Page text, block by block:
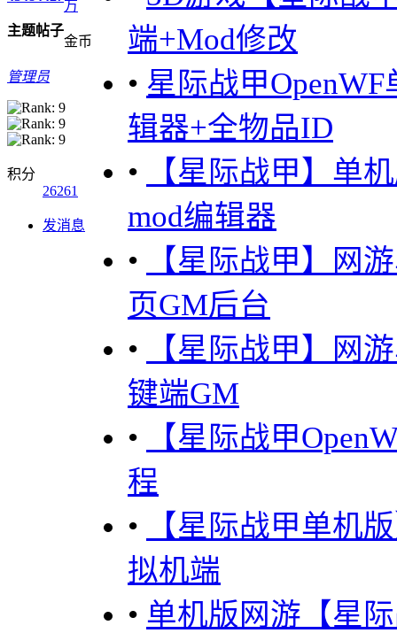
主题帖子
万
金币
管理员
积分
26261
发消息
端+Mod修改
• 星际战甲
辑器+全物品ID
•
【星际战甲】单
mod编辑器
•
【星际战甲】网
页GM后台
•
【星际战甲】网
键端GM
•
【星际战甲
程
•
【星际战甲单机
拟机端
• 单机版网游【星